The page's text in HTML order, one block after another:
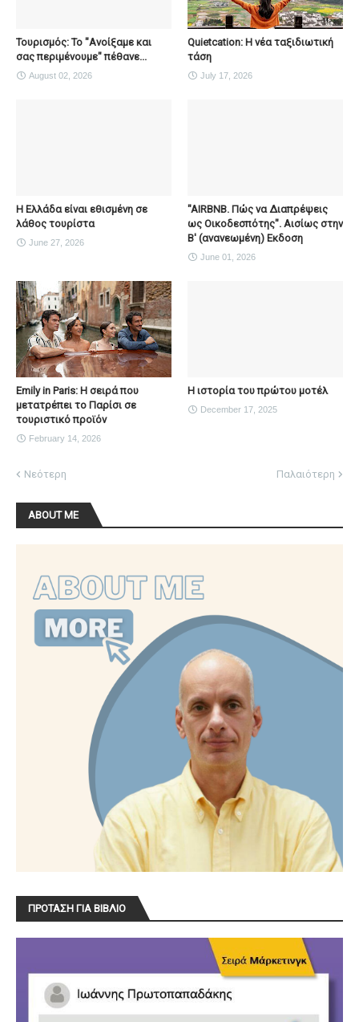
Τουρισμός: Το "Ανοίξαμε και
σας περιμένουμε" πέθανε...
August 02, 2026
Quietcation: Η νέα ταξιδιωτική
τάση
July 17, 2026
Η Ελλάδα είναι εθισμένη σε
λάθος τουρίστα
June 27, 2026
"AIRBNB. Πώς να Διαπρέψεις
ως Οικοδεσπότης". Αισίως στην
Β' (ανανεωμένη) Εκδοση
June 01, 2026
Emily in Paris: Η σειρά που
μετατρέπει το Παρίσι σε
τουριστικό προϊόν
February 14, 2026
Η ιστορία του πρώτου μοτέλ
December 17, 2025
Νεότερη Παλαιότερη
ABOUT ME
ΠΡΟΤΑΣΗ ΓΙΑ ΒΙΒΛΙΟ